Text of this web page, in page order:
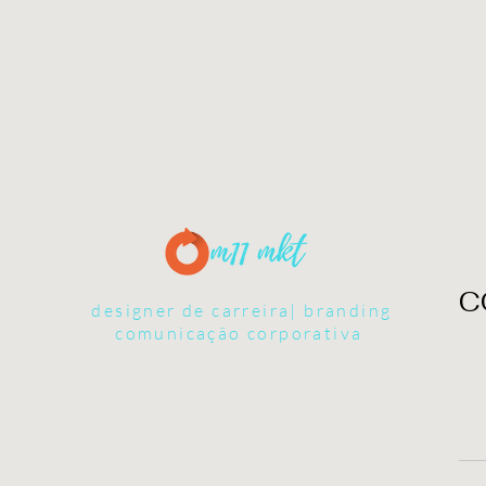
designer de carreira| branding
comunicação corporativa